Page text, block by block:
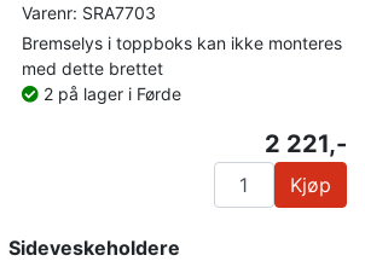
Varenr: SRA7703
Bremselys i toppboks kan ikke monteres
med dette brettet
2 på lager i Førde
2 221,-
Kjøp
Sideveskeholdere